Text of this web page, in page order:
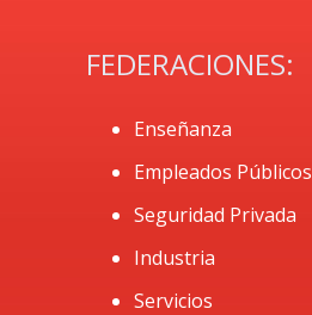
FEDERACIONES:
Enseñanza
Empleados Públicos
Seguridad Privada
Industria
Servicios